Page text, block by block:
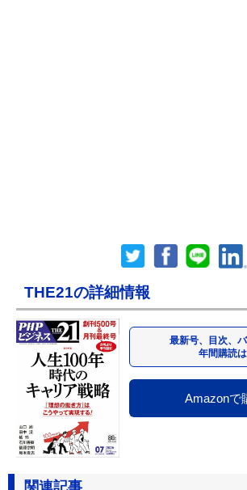
THE21の詳細情報
最新号、目次、
年間購読
Amazonで
関連記事